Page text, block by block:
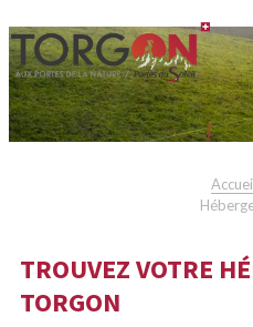
TROUVEZ VOTRE
TORGON